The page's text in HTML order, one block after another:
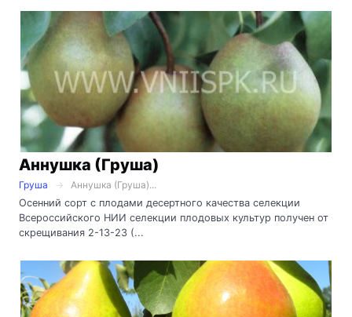
Аннушка (Груша)
Груша
Аннушка (Груша)...
Осенний сорт с плодами десертного качества селекции
Всероссийского НИИ селекции плодовых культур получен от
скрещивания 2-13-23 (...